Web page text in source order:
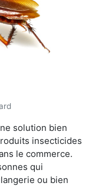
solution bien
insecticides
le commerce.
qui
ou bien